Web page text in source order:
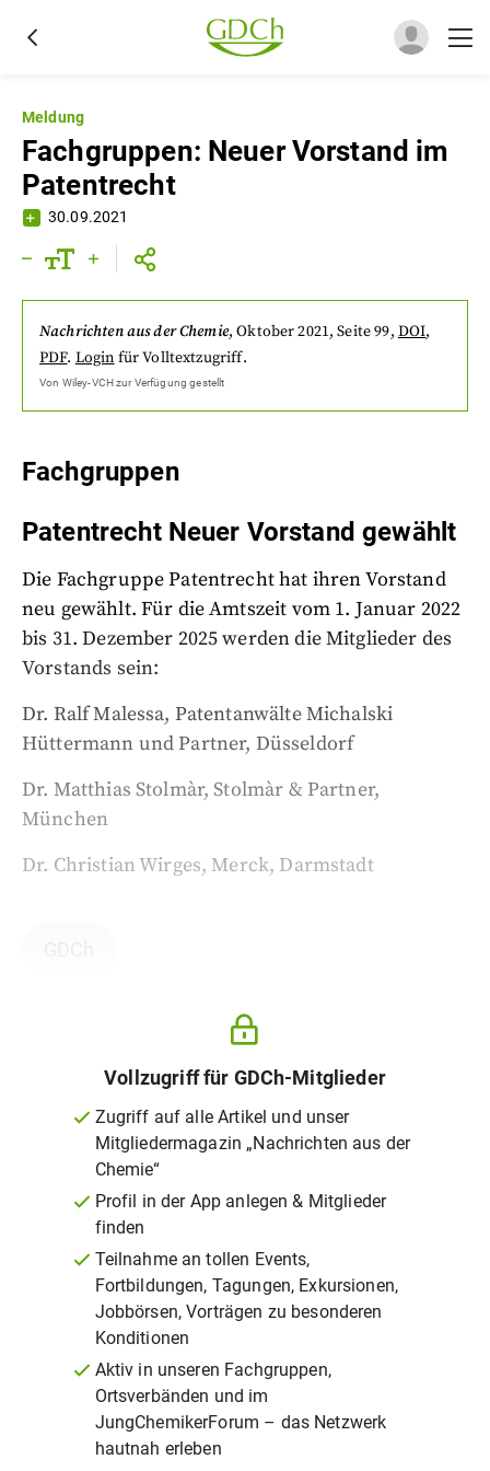
Meldung
Fachgruppen: Neuer Vorstand im
Patentrecht
30.09.2021
Nachrichten aus der Chemie,Oktober 2021, Seite 99, DOI,
PDF. Login für Volltextzugriff.
Von Wiley-VCHzur Verfügung gestellt
Fachgruppen
Patentrecht Neuer Vorstand gewählt
Die Fachgruppe Patentrecht hat ihren Vorstand
neu gewählt. Für die Amtszeit vom 1. Januar 2022
bis 31. Dezember 2025 werden die Mitglieder des
Vorstands sein:
Dr. Ralf Malessa, Patentanwälte Michalski
Hüttermann und Partner, Düsseldorf
Dr. Matthias Stolmàr, Stolmàr & Partner,
München
Dr. Christian Wirges, Merck, Darmstadt
Vollzugriff für GDCh-Mitglieder
Zugriff auf alle Artikel und unser
Mitgliedermagazin „Nachrichten aus der
Chemie“
Profil in der App anlegen & Mitglieder
finden
Teilnahme an tollen Events,
Fortbildungen, Tagungen, Exkursionen,
Jobbörsen, Vorträgen zu besonderen
Konditionen
Aktiv in unseren Fachgruppen,
Ortsverbänden und im
JungChemikerForum – das Netzwerk
hautnah erleben